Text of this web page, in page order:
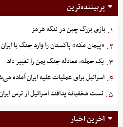
پربیننده‌ترین
۱. بازی بزرگ چین در تنگه هرمز
۲. «پیمان مکه» پاکستان را وارد جنگ با
۳. یک حمله، معادله جنگ یمن را تغییر داد
۴. اسرائیل برای عملیات علیه ایران آماده
۵. تست مخفیانه پدافند اسرائیل از ترس
آخرین اخبار